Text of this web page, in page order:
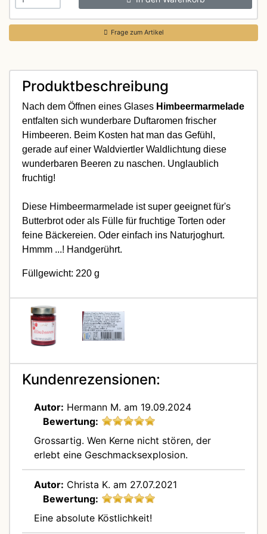
Frage zum Artikel
Produktbeschreibung
Nach dem Öffnen eines Glases Himbeermarmelade
entfalten sich wunderbare Duftaromen frischer
Himbeeren. Beim Kosten hat man das Gefühl,
gerade auf einer Waldviertler Waldlichtung diese
wunderbaren Beeren zu naschen. Unglaublich
fruchtig!
Diese Himbeermarmelade ist super geeignet für's
Butterbrot oder als Fülle für fruchtige Torten oder
feine Bäckereien. Oder einfach ins Naturjoghurt.
Hmmm ...! Handgerührt.
Füllgewicht: 220 g
Kundenrezensionen:
Autor: Hermann M. am 19.09.2024
Bewertung:
Grossartig. Wen Kerne nicht stören, der
erlebt eine Geschmacksexplosion.
Autor: Christa K. am 27.07.2021
Bewertung:
Eine absolute Köstlichkeit!